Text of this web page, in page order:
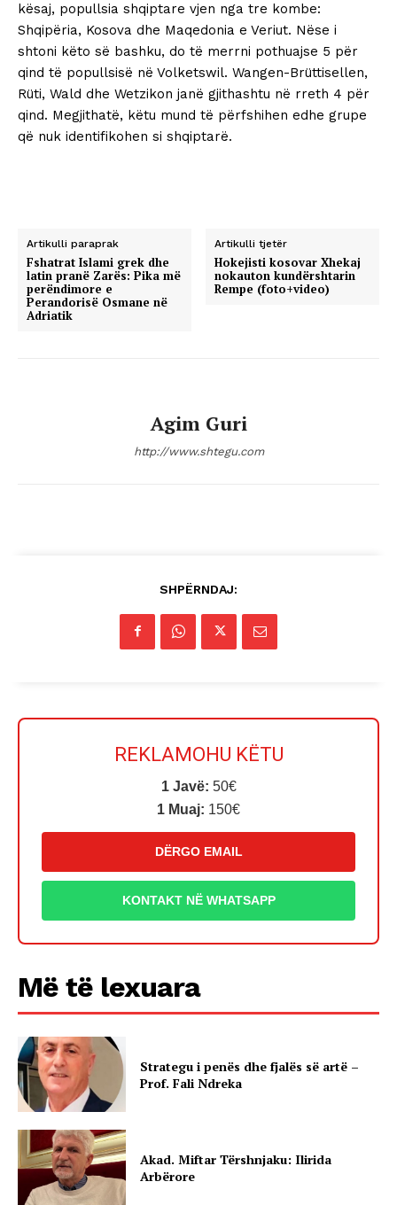
kësaj, popullsia shqiptare vjen nga tre kombe:
Shqipëria, Kosova dhe Maqedonia e Veriut. Nëse i
shtoni këto së bashku, do të merrni pothuajse 5 për
qind të popullsisë në Volketswil. Wangen-Brüttisellen,
Rüti, Wald dhe Wetzikon janë gjithashtu në rreth 4 për
qind. Megjithatë, këtu mund të përfshihen edhe grupe
që nuk identifikohen si shqiptarë.
Artikulli paraprak
Fshatrat Islami grek dhe
latin pranë Zarës: Pika më
perëndimore e
Perandorisë Osmane në
Adriatik
Artikulli tjetër
Hokejisti kosovar Xhekaj
nokauton kundërshtarin
Rempe (foto+video)
Agim Guri
http://www.shtegu.com
SHPËRNDAJ:
REKLAMOHU KËTU
1 Javë: 50€
1 Muaj: 150€
DËRGO EMAIL
KONTAKT NË WHATSAPP
Më të lexuara
Strategu i penës dhe fjalës së artë –
Prof. Fali Ndreka
Akad. Miftar Tërshnjaku: Ilirida
Arbërore